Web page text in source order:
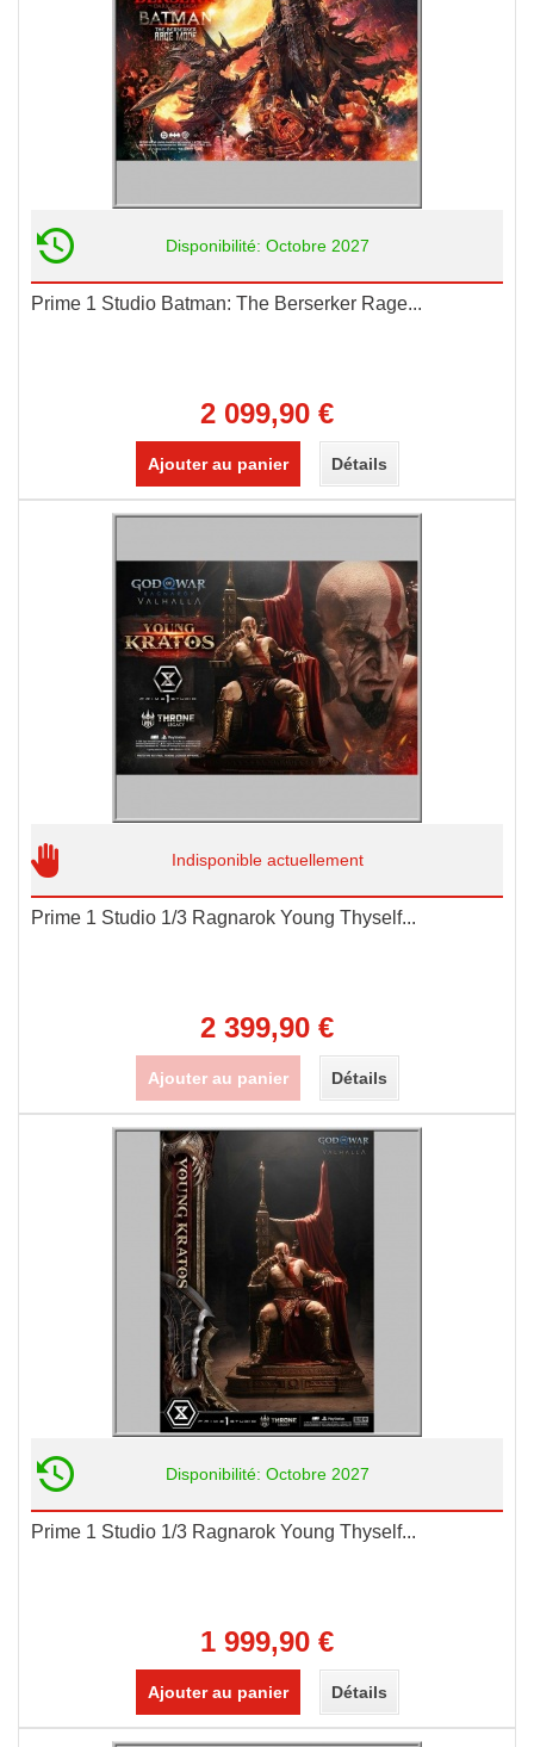
Disponibilité: Octobre 2027
Prime 1 Studio Batman: The Berserker Rage...
2 099,90 €
Ajouter au panier Détails
Indisponible actuellement
Prime 1 Studio 1/3 Ragnarok Young Thyself...
2 399,90 €
Ajouter au panier Détails
Disponibilité: Octobre 2027
Prime 1 Studio 1/3 Ragnarok Young Thyself...
1 999,90 €
Ajouter au panier Détails